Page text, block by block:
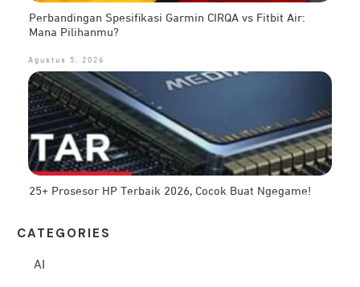
Perbandingan Spesifikasi Garmin CIRQA vs Fitbit Air:
Mana Pilihanmu?
Agustus 5, 2026
25+ Prosesor HP Terbaik 2026, Cocok Buat Ngegame!
CATEG ORIES
AI